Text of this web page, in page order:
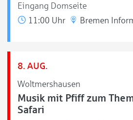
Eingang Domseite
11:00 Uhr
Bremen
8. AUG.
Woltmershausen
Musik mit Pfiff zum
Safari